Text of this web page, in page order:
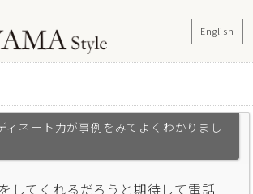
English
ィネート力が事例をみてよくわかりまし
してくれるだろうと期待して電話